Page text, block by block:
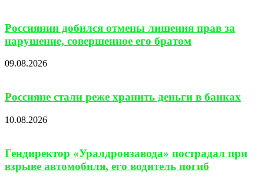
Россиянин добился отмены лишения прав за
нарушение, совершенное его братом
09.08.2026
Россияне стали реже хранить деньги в банках
10.08.2026
Гендиректор «Уралдронзавода» пострадал при
взрыве автомобиля, его водитель погиб